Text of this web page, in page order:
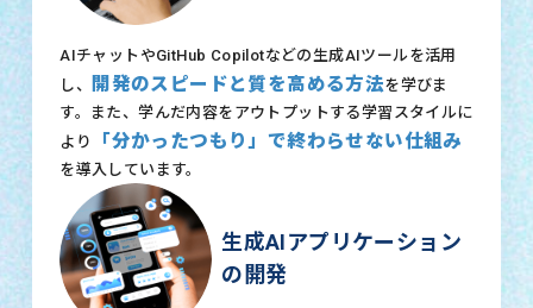
AIチャットやGitHub Copilotなどの生成AIツールを活用
し、
開発のスピードと質を高める方法を学びま
す。また、学んだ内容をアウトプットする学習スタイルに
より
「分かったつもり」で終わらせない仕組み
を導入しています。
生成AIアプリケーション
の開発